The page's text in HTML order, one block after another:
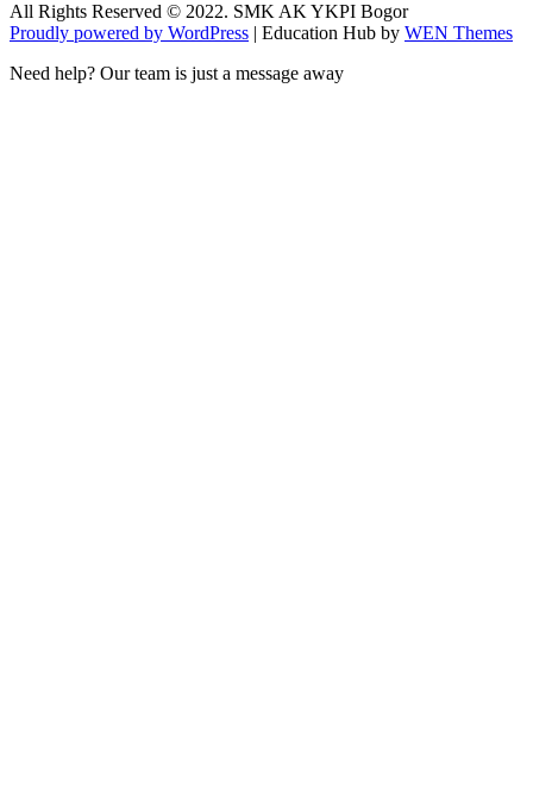
All Rights Reserved © 2022. SMK AK YKPI Bogor
Proudly powered by WordPress | Education Hub by WEN Themes
Need help? Our team is just a message away